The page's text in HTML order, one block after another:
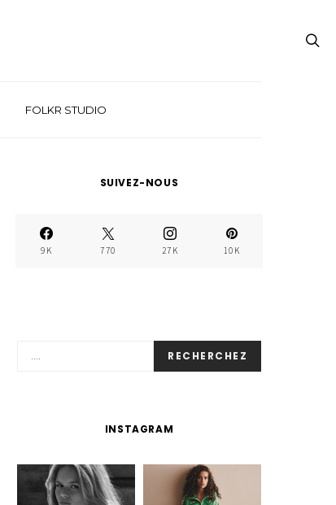
FOLKR STUDIO
SUIVEZ-NOUS
9K 770 27K 10K
RECHERCHEZ
INSTAGRAM